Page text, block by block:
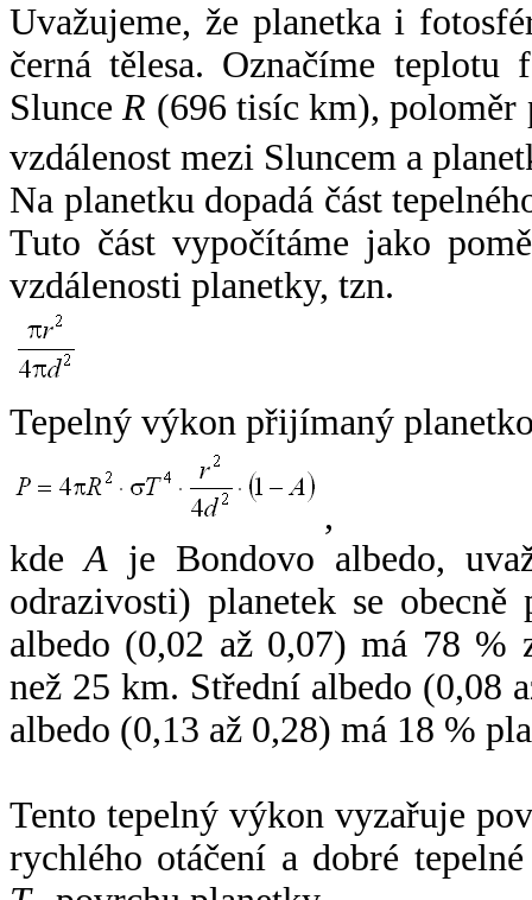
Uvažujeme, že planetka i
černá tělesa. Označíme
SlunceR (696 tisíc km),
vzdálenost mezi Sluncem a
Na planetku dopadá část
Tuto část vypočítáme jako
vzdálenosti planetky, tzn.
Tepelný výkon přijímaný
,
kdeA je Bondovo albedo,
odrazivosti) planetek se
albedo (0,02 až 0,07) má 78 %
než 25 km. Střední albedo (0,08
albedo (0,13 až 0,28) má 18 %
Tento tepelný výkon vyzařuje
rychlého otáčení a dobré